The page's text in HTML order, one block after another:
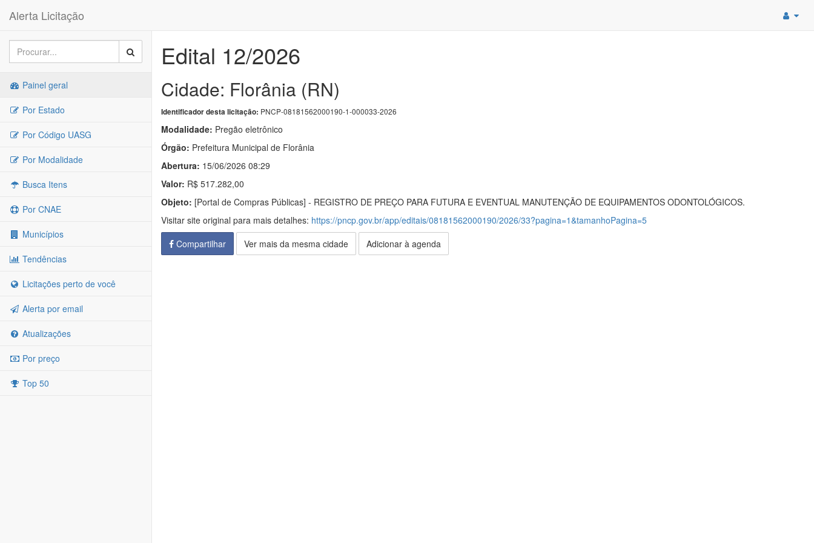
Alerta Licitação
Painel geral
Por Estado
Por Código UASG
Por Modalidade
Busca Itens
Por CNAE
Municípios
Tendências
Licitações perto de você
Alerta por email
Atualizações
Por preço
Top 50
Edital 12/2026
Cidade: Florânia (RN)
Identificador desta licitação: PNCP-08181562000190-1-000033-2026
Modalidade: Pregão eletrônico
Órgão: Prefeitura Municipal de Florânia
Abertura: 15/06/2026 08:29
Valor: R$ 517.282,00
Objeto: [Portal de Compras Públicas] - REGISTRO DE PREÇO PARA FUTURA E EVENTUAL MANUTENÇÃO DE EQUIPAMENTOS ODONTOLÓGICOS.
Visitar site original para mais detalhes: https://pncp.gov.br/app/editais/08181562000190/2026/33?pagina=1&tamanhoPagina=5
Compartilhar
Ver mais da mesma cidade Adicionar à agenda